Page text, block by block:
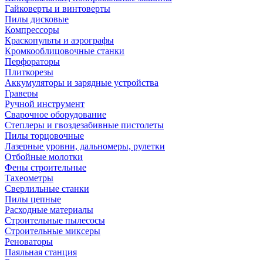
Гайковерты и винтоверты
Пилы дисковые
Компрессоры
Краскопульты и аэрографы
Кромкооблицовочные станки
Перфораторы
Плиткорезы
Аккумуляторы и зарядные устройства
Граверы
Ручной инструмент
Сварочное оборудование
Степлеры и гвоздезабивные пистолеты
Пилы торцовочные
Лазерные уровни, дальномеры, рулетки
Отбойные молотки
Фены строительные
Тахеометры
Сверлильные станки
Пилы цепные
Расходные материалы
Строительные пылесосы
Строительные миксеры
Реноваторы
Паяльная станция